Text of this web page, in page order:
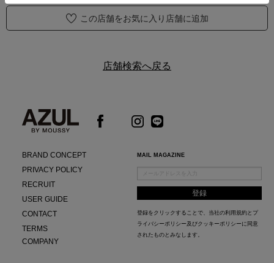
この店舗をお気に入り店舗に追加
店舗検索へ戻る
BRAND CONCEPT
PRIVACY POLICY
RECRUIT
USER GUIDE
CONTACT
TERMS
COMPANY
MAIL MAGAZINE
登録をクリックすることで、当社の利用規約 と プ
ライバシーポリシー及びクッキーポリシー に同意
されたものとみなします。